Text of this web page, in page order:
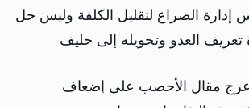
إدارة الصراع لتقليل الكلفة وليس حل
تعريف العدو وتحويله إلى حليف
مقال الأحصب على إضعاف